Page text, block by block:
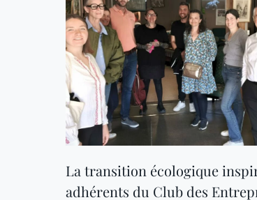
La transition écologique
adhérents du Club des